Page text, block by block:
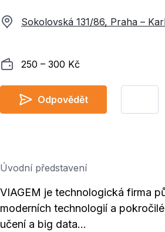
Sokolovská 131/86, Praha –
Plat 250 ‍–‍ 300 Kč
Odpovědět
Úvodní představení
VIAGEM je technologická firma
moderních technologií a
učení a big data…